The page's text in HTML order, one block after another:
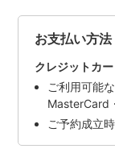
お支払い方法
クレジットカー
ご利用可能
MasterCard
ご予約成立